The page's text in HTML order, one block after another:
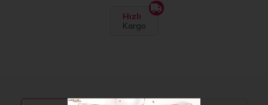
Hızlı
Kargo